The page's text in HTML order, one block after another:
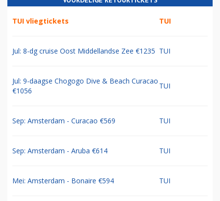
TUI vliegtickets TUI
Jul: 8-dg cruise Oost Middellandse Zee €1235 TUI
Jul: 9-daagse Chogogo Dive & Beach Curacao
€1056
TUI
Sep: Amsterdam - Curacao €569 TUI
Sep: Amsterdam - Aruba €614 TUI
Mei: Amsterdam - Bonaire €594 TUI